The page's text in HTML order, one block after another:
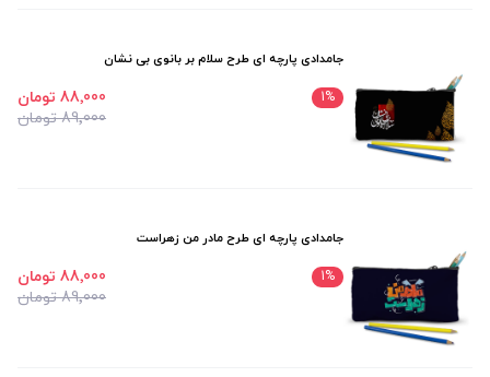
جامدادی پارچه ای طرح سلام بر بانوی بی نشان
1%
89٬000 تومان
88٬000 تومان
جامدادی پارچه ای طرح مادر من زهراست
1%
89٬000 تومان
88٬000 تومان